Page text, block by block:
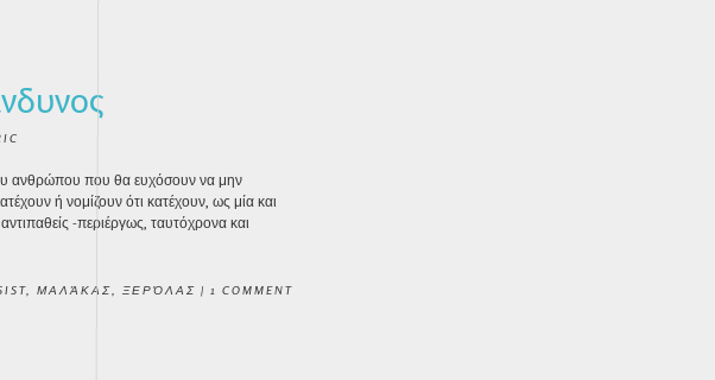
ανθρώπου που θα ευχόσουν να μην
ή νομίζουν ότι κατέχουν, ως μία και
-περιέργως, ταυτόχρονα και
, ΜΑΛΆΚΑΣ ΞΕΡΌΛΑΣ | 1 COMMENT